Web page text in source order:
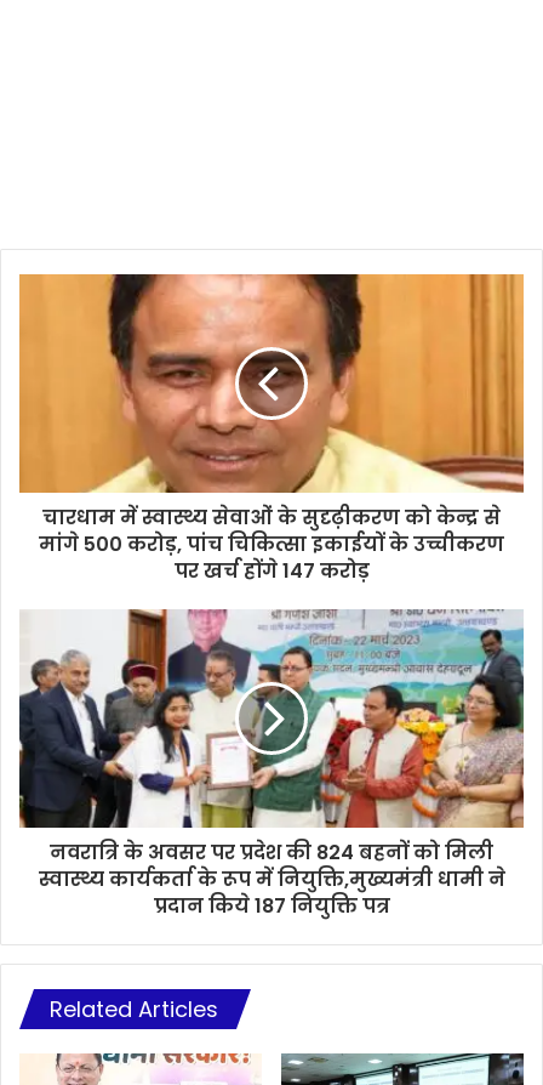
चारधाम में स्वास्थ्य सेवाओं के सुदृढ़ीकरण को केन्द्र से
मांगे 500 करोड़, पांच चिकित्सा इकाईयों के उच्चीकरण
पर खर्च होंगे 147 करोड़
नवरात्रि के अवसर पर प्रदेश की 824 बहनों को मिली
स्वास्थ्य कार्यकर्ता के रूप में नियुक्ति,मुख्यमंत्री धामी ने
प्रदान किये 187 नियुक्ति पत्र
Related Articles